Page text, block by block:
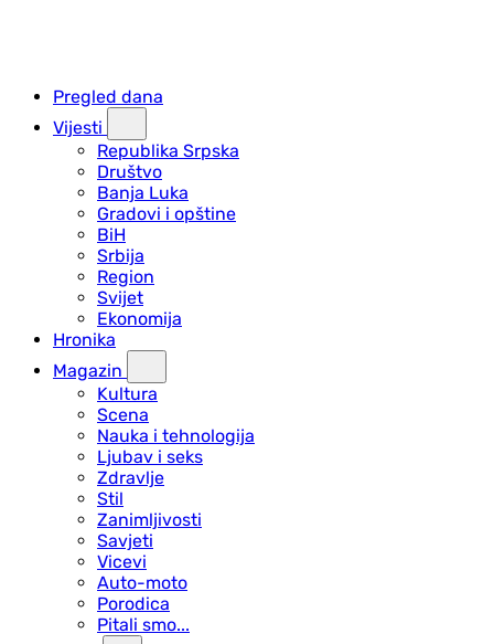
Pregled dana
Vijesti
Republika Srpska
Društvo
Banja Luka
Gradovi i opštine
BiH
Srbija
Region
Svijet
Ekonomija
Hronika
Magazin
Kultura
Scena
Nauka i tehnologija
Ljubav i seks
Zdravlje
Stil
Zanimljivosti
Savjeti
Vicevi
Auto-moto
Porodica
Pitali smo...